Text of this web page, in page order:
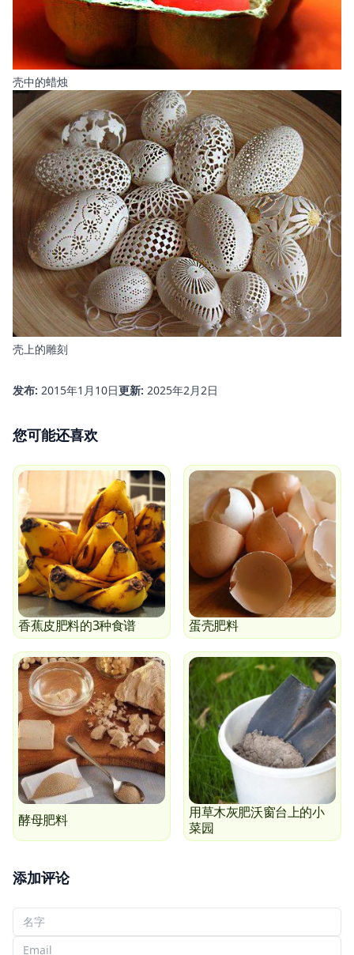
壳中的蜡烛
壳上的雕刻
发布: 2015年1月10日更新: 2025年2月2日
您可能还喜欢
香蕉皮肥料的3种食谱 蛋壳肥料
酵母肥料
用草木灰肥沃窗台上的小
菜园
添加评论
您的名字
您的电子邮件